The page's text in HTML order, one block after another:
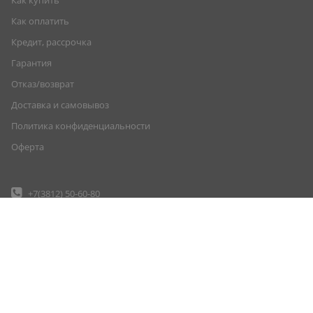
Как оплатить
Кредит, рассрочка
Гарантия
Отказ/возврат
Доставка и самовывоз
Политика конфиденциальности
Оферта
+7(3812) 50-60-80